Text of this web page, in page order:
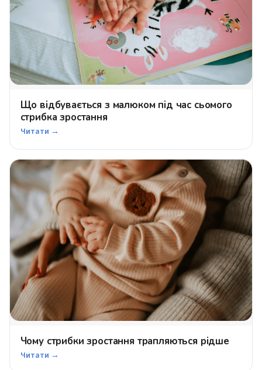
Що відбувається з малюком під час сьомого
стрибка зростання
Читати →
Чому стрибки зростання трапляються рідше
Читати →